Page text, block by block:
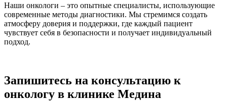
Наши онкологи – это опытные специалисты, использующие
современные методы диагностики. Мы стремимся создать
атмосферу доверия и поддержки, где каждый пациент
чувствует себя в безопасности и получает индивидуальный
подход.
Запишитесь на консультацию к
онкологу в клинике Медина